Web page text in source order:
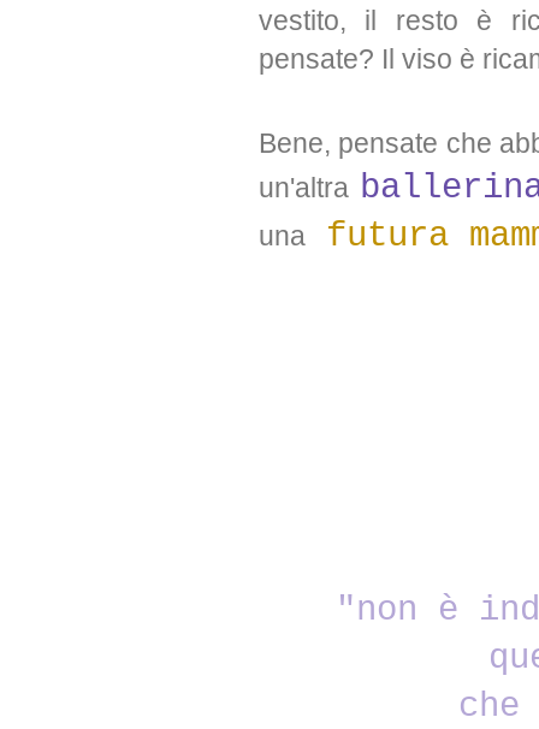
vestito, il resto è
pensate? Il viso è
Bene, pensate che
un'altra
una futura
"non è